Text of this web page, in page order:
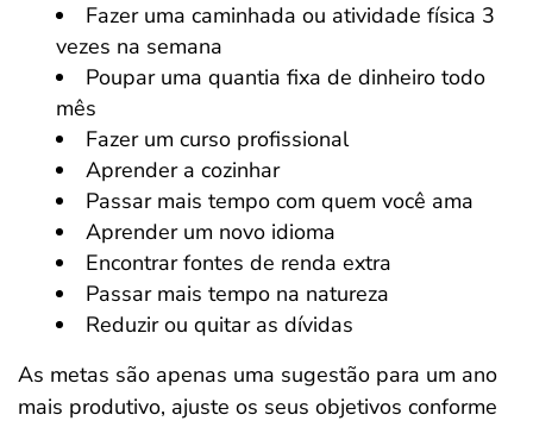
Fazer uma caminhada ou atividade física 3
vezes na semana
Poupar uma quantia fixa de dinheiro todo
mês
Fazer um curso profissional
Aprender a cozinhar
Passar mais tempo com quem você ama
Aprender um novo idioma
Encontrar fontes de renda extra
Passar mais tempo na natureza
Reduzir ou quitar as dívidas
As metas são apenas uma sugestão para um ano
mais produtivo, ajuste os seus objetivos conforme